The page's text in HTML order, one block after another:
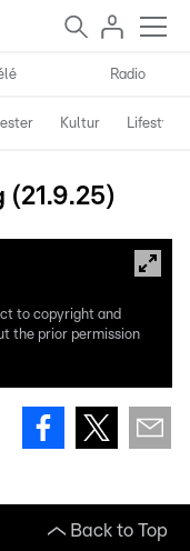
Radio
Kultur Lifestyle
(21.9.25)
to copyright and
the prior permission
Back to Top